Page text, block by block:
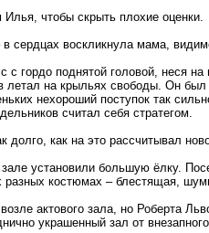
Илья, чтобы скрыть плохие оценки.
сердцах воскликнула мама,
гордо поднятой головой, неся на
летал на крыльях свободы. Он был
нехороший поступок так
считал себя стратегом.
долго, как на это рассчитывал
установили большую ёлку.
костюмах – блестящая,
актового зала, но Роберта
украшенный зал от внезапного